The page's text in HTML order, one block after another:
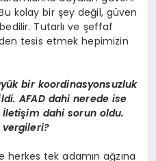
kolay bir şey değil, güven
Tutarlı ve şeffaf
tesis etmek hepimizin
bir koordinasyonsuzluk
AFAD dahi nerede ise
dahi sorun oldu.
tek adamın ağzına